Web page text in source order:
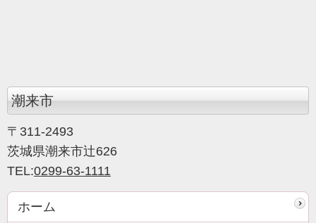
潮来市
〒311-2493
茨城県潮来市辻626
TEL:0299-63-1111
ホーム